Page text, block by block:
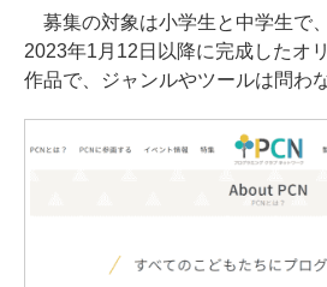
募集の対象は小学生と中学生で
2023年1月12日以降に完成したオ
作品で、ジャンルやツールは問わな